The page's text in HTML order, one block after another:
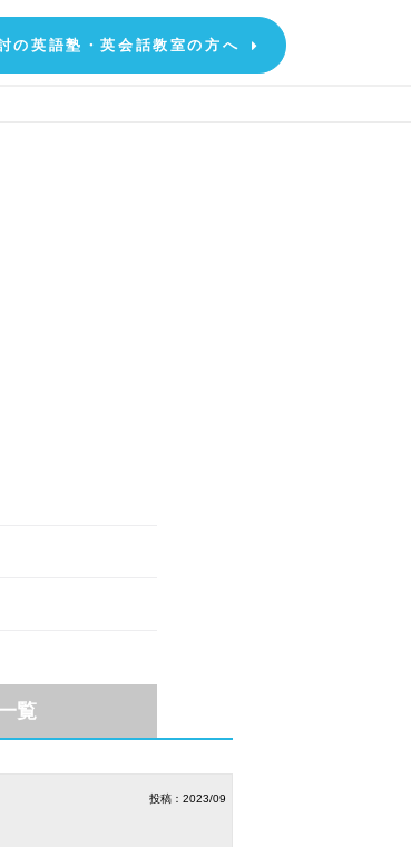
の英語塾・英会話教室の方へ
覧
投稿：2023/09